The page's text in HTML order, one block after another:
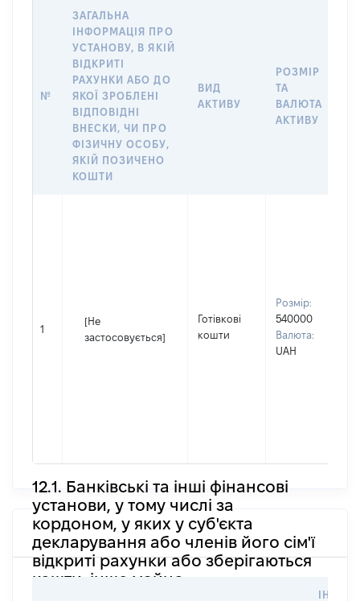
№
ЗАГАЛЬНА
ІНФОРМАЦІЯ ПРО
УСТАНОВУ, В ЯКІЙ
ВІДКРИТІ
РАХУНКИ АБО ДО
ЯКОЇ ЗРОБЛЕНІ
ВІДПОВІДНІ
ВНЕСКИ, ЧИ ПРО
ФІЗИЧНУ ОСОБУ,
ЯКІЙ ПОЗИЧЕНО
КОШТИ
ВИД
АКТИВУ
РОЗМІР
ТА
ВАЛЮТА
АКТИВУ
1
[Не
застосовується]
Готівкові
кошти
Розмір:
540000
Валюта:
UAH
12.1. Банківські та інші фінансові
установи, у тому числі за
кордоном, у яких у суб'єкта
декларування або членів його сім'ї
відкриті рахунки або зберігаються
кошти, інше майно